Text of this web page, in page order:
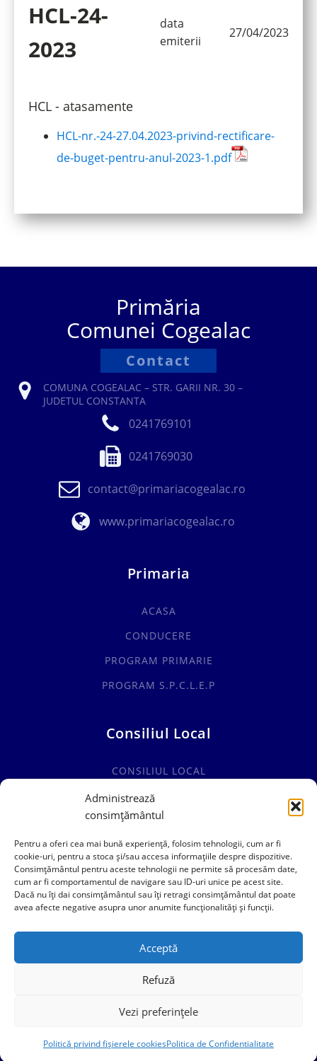
Administrează
consimțământul
Pentru a oferi cea mai bună experiență, folosim tehnologii, cum ar fi
cookie-uri, pentru a stoca și/sau accesa informațiile despre dispozitive.
Consimțământul pentru aceste tehnologii ne permite să procesăm date,
cum ar fi comportamentul de navigare sau ID-uri unice pe acest site.
Dacă nu îți dai consimțământul sau îți retragi consimțământul dat poate
avea afecte negative asupra unor anumite funcționalități și funcții.
Acceptă
Refuză
Vezi preferințele
Politică privind fișierele cookiesPolitica de Confidentialitate
HCL-24-
2023
data
emiterii
27/04/2023
HCL - atasamente
HCL-nr.-24-27.04.2023-privind-rectificare-
de-buget-pentru-anul-2023-1.pdf
Primăria
Comunei Cogealac
Contact
COMUNA COGEALAC – STR. GARII NR. 30 –
JUDETUL CONSTANTA
0241769101
0241769030
contact@primariacogealac.ro
www.primariacogealac.ro
Primaria
ACASA
CONDUCERE
PROGRAM PRIMARIE
PROGRAM S.P.C.L.E.P
Consiliul Local
CONSILIUL LOCAL
COMISII SPECIALITATE
HOTĂRÂRI CONSILIUL LOCAL
0241769101
Politica Cookies